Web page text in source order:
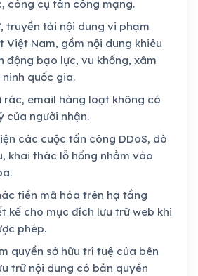
công cụ tấn công mạng.
truyền tải nội dung vi phạm
Việt Nam, gồm nội dung khiêu
động bạo lực, vu khống, xâm
quốc gia.
rác, email hàng loạt không có
của người nhận.
các cuộc tấn công DDoS, dò
khai thác lỗ hổng nhằm vào
tiền mã hóa trên hạ tầng
kế cho mục đích lưu trữ web khi
phép.
quyền sở hữu trí tuệ của bên
trữ nội dung có bản quyền